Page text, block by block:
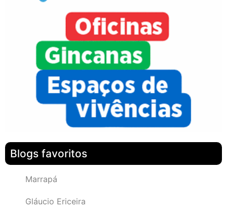
Blogs favoritos
Marrapá
Gláucio Ericeira